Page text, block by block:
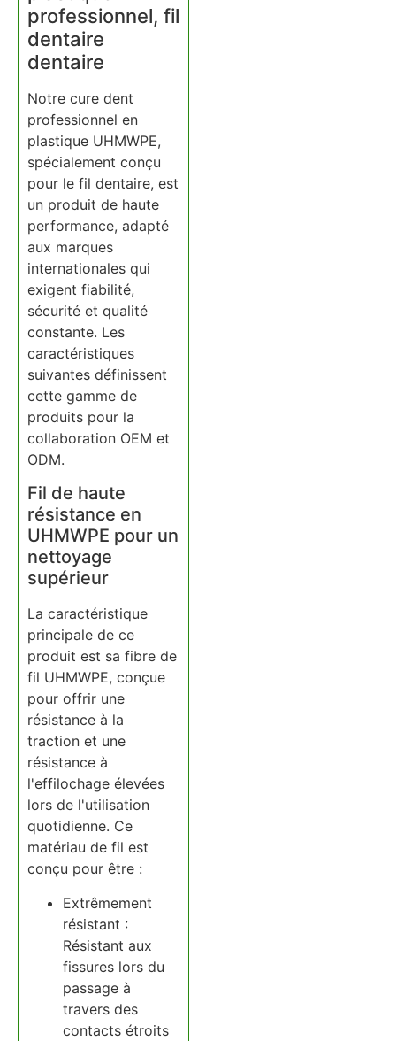
professionnel, fil
dentaire
dentaire
Notre cure dent
professionnel en
plastique UHMWPE,
spécialement conçu
pour le fil dentaire, est
un produit de haute
performance, adapté
aux marques
internationales qui
exigent fiabilité,
sécurité et qualité
constante. Les
caractéristiques
suivantes définissent
cette gamme de
produits pour la
collaboration OEM et
ODM.
Fil de haute
résistance en
UHMWPE pour un
nettoyage
supérieur
La caractéristique
principale de ce
produit est sa fibre de
fil UHMWPE, conçue
pour offrir une
résistance à la
traction et une
résistance à
l'effilochage élevées
lors de l'utilisation
quotidienne. Ce
matériau de fil est
conçu pour être :
Extrêmement
résistant :
Résistant aux
fissures lors du
passage à
travers des
contacts étroits